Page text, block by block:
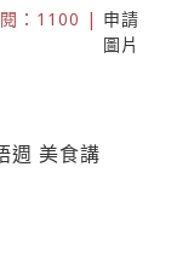
：1100 | 申請
圖片
週 美食講